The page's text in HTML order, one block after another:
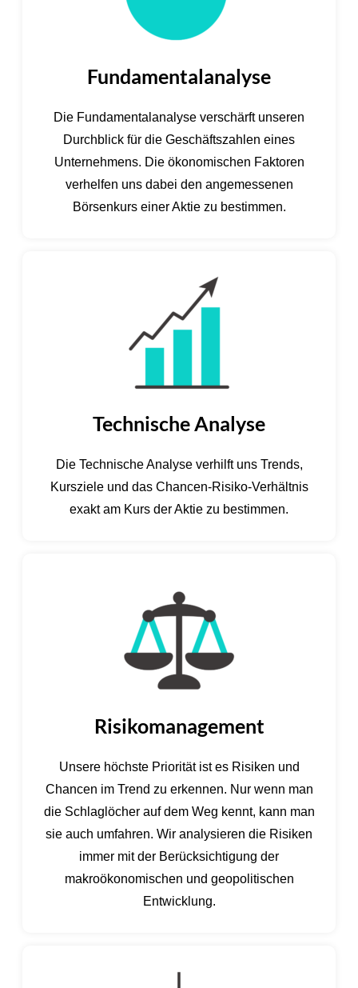
Fundamentalanalyse
Die Fundamentalanalyse verschärft unseren
Durchblick für die Geschäftszahlen eines
Unternehmens. Die ökonomischen Faktoren
verhelfen uns dabei den angemessenen
Börsenkurs einer Aktie zu bestimmen.
Technische Analyse
Die Technische Analyse verhilft uns Trends,
Kursziele und das Chancen-Risiko-Verhältnis
exakt am Kurs der Aktie zu bestimmen.
Risikomanagement
Unsere höchste Priorität ist es Risiken und
Chancen im Trend zu erkennen. Nur wenn man
die Schlaglöcher auf dem Weg kennt, kann man
sie auch umfahren. Wir analysieren die Risiken
immer mit der Berücksichtigung der
makroökonomischen und geopolitischen
Entwicklung.